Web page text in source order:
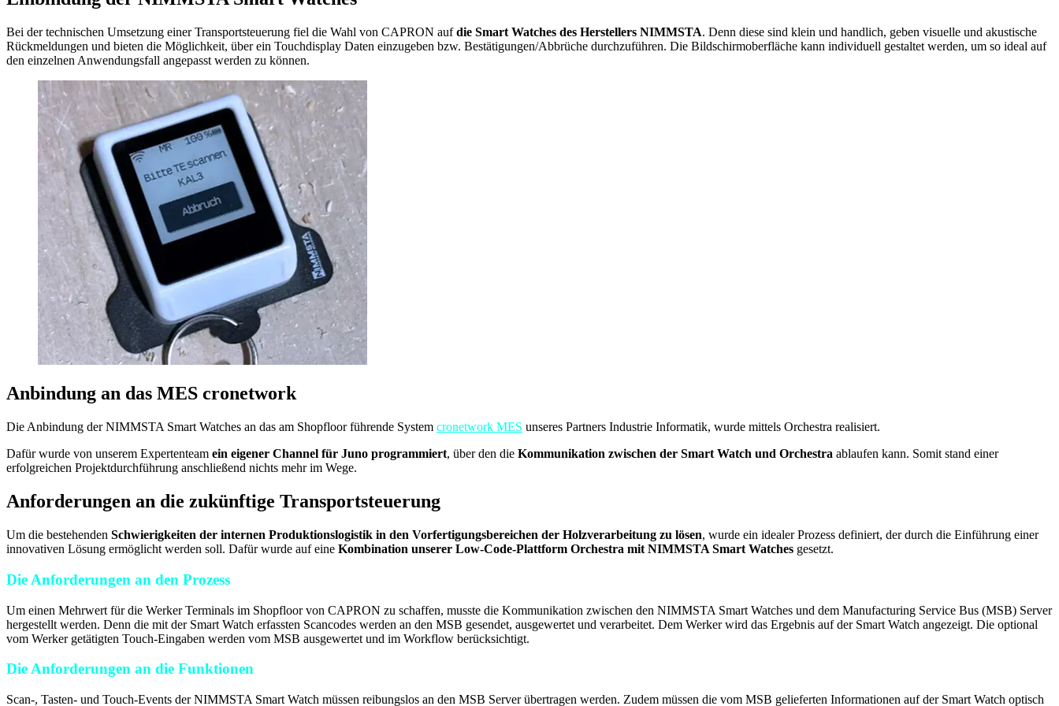
Bei der technischen Umsetzung einer Transportsteuerung fiel die Wahl von CAPRON aufdie Smart Watches des Herstellers NIMMSTA. Denn diese sind klein und handlich, geben visuelle und akustische
Rückmeldungen und bieten die Möglichkeit, über ein Touchdisplay Daten einzugeben bzw. Bestätigungen/Abbrüche durchzuführen. Die Bildschirmoberfläche kann individuell gestaltet werden, um so ideal auf
den einzelnen Anwendungsfall angepasst werden zu können.
Anbindung an das MES cronetwork
Die Anbindung der NIMMSTA Smart Watches an das am Shopfloor führende System cronetwork MES unseres Partners Industrie Informatik, wurde mittels Orchestra realisiert.
Dafür wurde von unserem Expertenteam ein eigener Channel für Juno programmiert, über den die Kommunikation zwischen der Smart Watch und Orchestra ablaufen kann. Somit stand einer
erfolgreichen Projektdurchführung anschließend nichts mehr im Wege.
Anforderungen an die zukünftige Transportsteuerung
Um die bestehenden Schwierigkeiten der internen Produktionslogistik in den Vorfertigungsbereichen der Holzverarbeitung zu lösen, wurde ein idealer Prozess definiert, der durch die Einführung einer
innovativen Lösung ermöglicht werden soll. Dafür wurde auf eine Kombination unserer Low-Code-Plattform Orchestra mit NIMMSTA Smart Watches gesetzt.
Die Anforderungen an den Prozess
Um einen Mehrwert für die Werker Terminals im Shopfloor von CAPRON zu schaffen, musste die Kommunikation zwischen den NIMMSTA Smart Watches und dem Manufacturing Service Bus (MSB) Server
hergestellt werden. Denn die mit der Smart Watch erfassten Scancodes werden an den MSB gesendet, ausgewertet und verarbeitet. Dem Werker wird das Ergebnis auf der Smart Watch angezeigt. Die optional
vom Werker getätigten Touch-Eingaben werden vom MSB ausgewertet und im Workflow berücksichtigt.
Die Anforderungen an die Funktionen
Scan-, Tasten- und Touch-Events der NIMMSTA Smart Watch müssen reibungslos an den MSB Server übertragen werden. Zudem müssen die vom MSB gelieferten Informationen auf der Smart Watch optisch